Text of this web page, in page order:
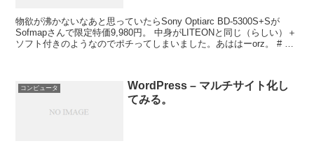
物欲が沸かないなあと思っていたらSony Optiarc BD-5300S+Sが
Sofmapさんで限定特価9,980円。 中身がLITEONと同じ（らしい）＋
ソフト付きのようなのでポチってしまいました。あははーorz。 # 大
コンピュータ
WordPress – マルチサイト化し
てみる。